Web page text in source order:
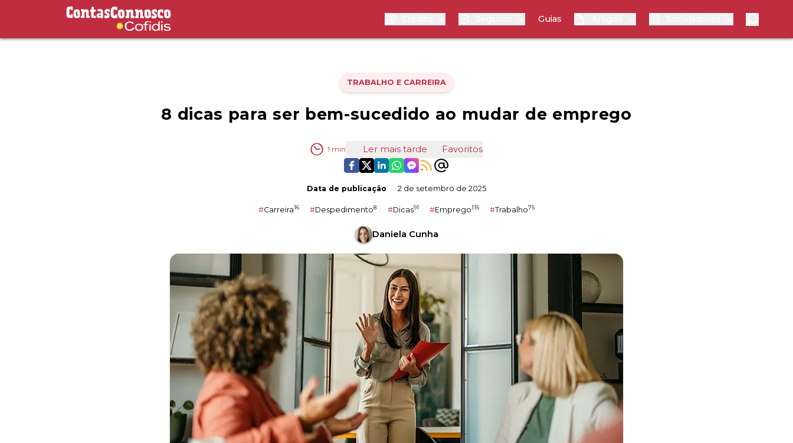
Contas Connosco by Cofidis Guias
TRABALHO E CARREIRA
8 dicas para ser bem-sucedido ao mudar de emprego
1 min Ler mais tarde Favoritos
Data de publicação 2 de setembro de 2025
#Carreira16 #Despedimento8 #Dicas91 #Emprego115 #Trabalho75
Daniela Cunha